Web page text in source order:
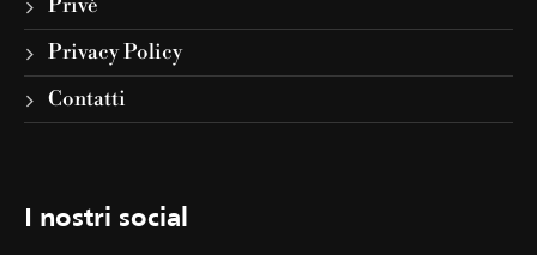
Privè
Privacy Policy
Contatti
I nostri social